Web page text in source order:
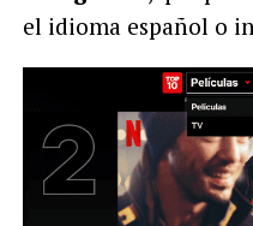
el idioma español o